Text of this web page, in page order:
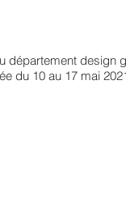
département
du 10 au 17 mai